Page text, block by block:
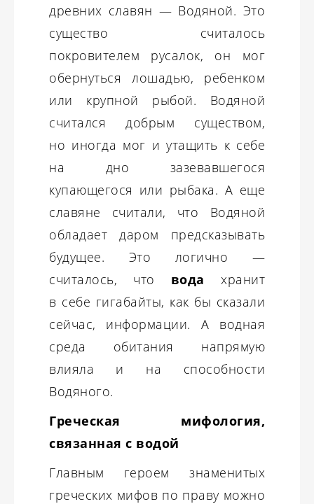
древних славян — Водяной. Это
существо считалось
покровителем русалок, он мог
обернуться лошадью, ребенком
или крупной рыбой. Водяной
считался добрым существом,
но иногда мог и утащить к себе
на дно зазевавшегося
купающегося или рыбака. А еще
славяне считали, что Водяной
обладает даром предсказывать
будущее. Это логично —
считалось, что вода хранит
в себе гигабайты, как бы сказали
сейчас, информации. А водная
среда обитания напрямую
влияла и на способности
Водяного.
Греческая мифология,
связанная с водой
Главным героем знаменитых
греческих мифов по праву можно